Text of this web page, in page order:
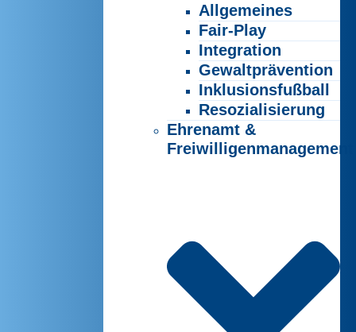
Allgemeines
Fair-Play
Integration
Gewaltprävention
Inklusionsfußball
Resozialisierung
Ehrenamt &
Freiwilligenmanagement